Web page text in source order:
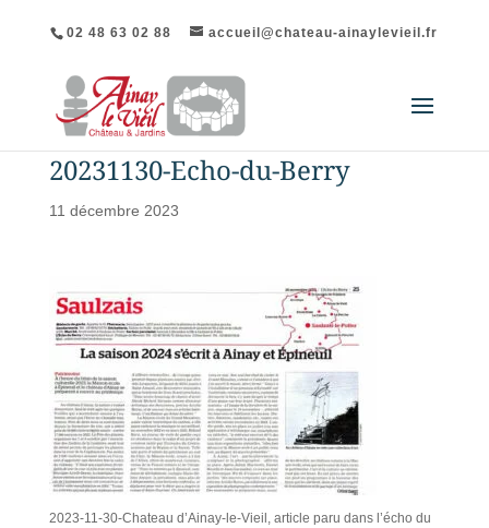
02 48 63 02 88 accueil@chateau-ainaylevieil.fr
20231130-Echo-du-Berry
11 décembre 2023
2023-11-30-Chateau d’Ainay-le-Vieil, article paru dans l’écho du